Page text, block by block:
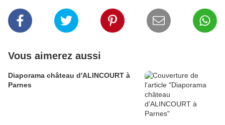
Vous aimerez aussi
Diaporama château d'ALINCOURT à
Parnes